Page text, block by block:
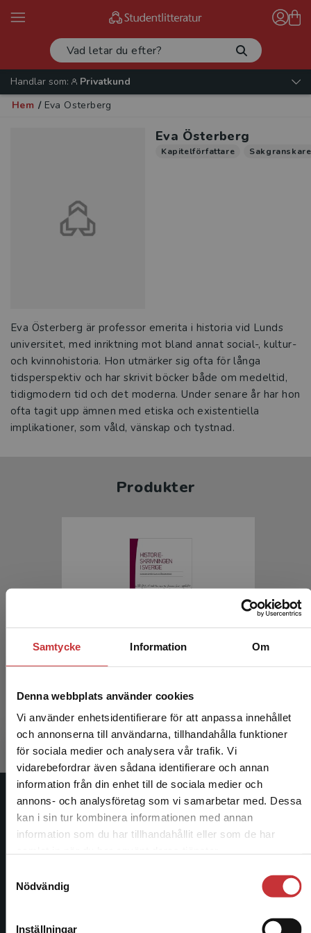
Samtycke Information Om
Denna webbplats använder cookies
Vi använder enhetsidentifierare för att anpassa innehållet
och annonserna till användarna, tillhandahålla funktioner
för sociala medier och analysera vår trafik. Vi
vidarebefordrar även sådana identifierare och annan
information från din enhet till de sociala medier och
annons- och analysföretag som vi samarbetar med. Dessa
kan i sin tur kombinera informationen med annan
information som du har tillhandahållit eller som de har
Nödvändig
Inställningar
Begränsad fraktregion
Det verkar som att du besöker studentlitteratur.se
via en enhet utanför Sverige. Vi erbjuder inte
leveranser utanför Sverige. För att kunna slutföra
ett köp måste leveransadressen vara i Sverige.
Läs
Handlar som:
Privatkund
Hem / Eva Österberg
Eva Österberg
Kapitelförfattare Sakgranskare
Eva Österberg är professor emerita i historia vid Lunds
universitet, med inriktning mot bland annat social-, kultur-
och kvinnohistoria. Hon utmärker sig ofta för långa
tidsperspektiv och har skrivit böcker både om medeltid,
tidigmodern tid och det moderna. Under senare år har hon
ofta tagit upp ämnen med etiska och existentiella
implikationer, som våld, vänskap och tystnad.
Produkter
Historieskrivningen i Sverige
Artéus, G - Åmark, Klas (red.)
Exkl. moms: 334 kr
Studentlitteratur
Studentlitteratur grundades 1963 och är idag Sveriges
ledande utbildningsförlag. Med läromedel, kurslitteratur,
informationstjänster i utbudet, finns Studentlitteratur med